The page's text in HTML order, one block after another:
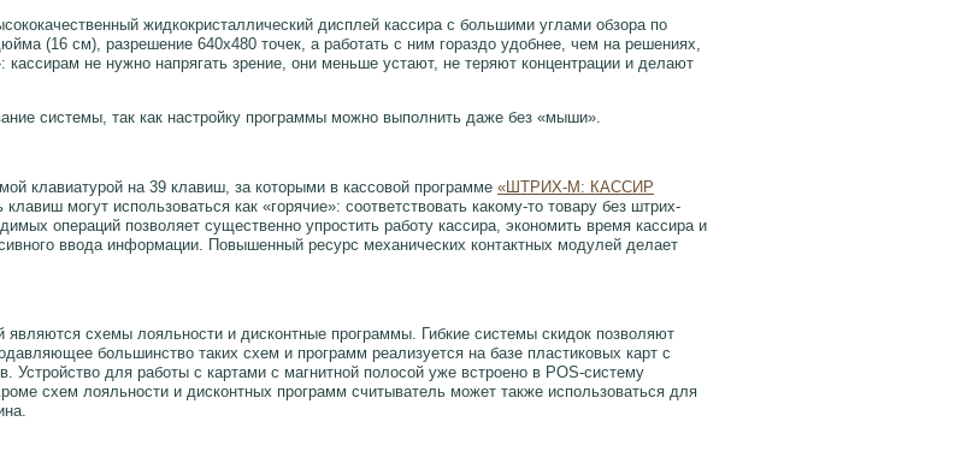
жидкокристаллический дисплей кассира с большими углами обзора по
(16 см), разрешение 640х480 точек, а работать с ним гораздо удобнее, чем на решениях,
не нужно напрягать зрение, они меньше устают, не теряют концентрации и делают
системы, так как настройку программы можно выполнить даже без «мыши».
клавиатурой на 39 клавиш, за которыми в кассовой программе «ШТРИХ-М: КАССИР
могут использоваться как «горячие»: соответствовать какому-то товару без штрих-
операций позволяет существенно упростить работу кассира, экономить время кассира и
ввода информации. Повышенный ресурс механических контактных модулей делает
схемы лояльности и дисконтные программы. Гибкие системы скидок позволяют
большинство таких схем и программ реализуется на базе пластиковых карт с
для работы с картами с магнитной полосой уже встроено в POS-систему
схем лояльности и дисконтных программ считыватель может также использоваться для